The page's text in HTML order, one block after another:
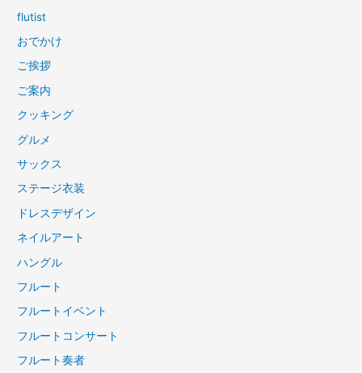
flutist
おでかけ
ご挨拶
ご案内
クッキング
グルメ
サックス
ステージ衣装
ドレスデザイン
ネイルアート
ハングル
フルート
フルートイベント
フルートコンサート
フルート奏者